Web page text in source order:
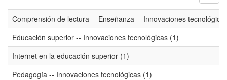
Comprensión de lectura -- Enseñanza -- Innovaciones
Educación superior -- Innovaciones tecnológicas (1)
Internet en la educación superior (1)
Pedagogía -- Innovaciones tecnológicas (1)